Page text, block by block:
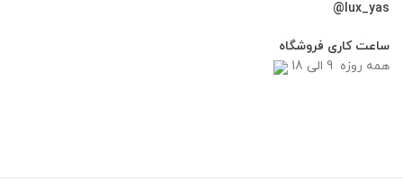
lux_yas@
ساعت کاری فروشگاه
همه روزه 9 الی 18